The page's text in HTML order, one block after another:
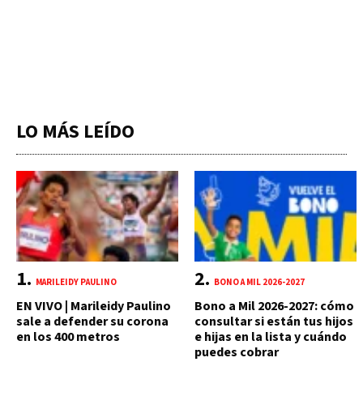
LO MÁS LEÍDO
MARILEIDY PAULINO
EN VIVO | Marileidy Paulino
sale a defender su corona
en los 400 metros
BONO A MIL 2026-2027
Bono a Mil 2026-2027: cómo
consultar si están tus hijos
e hijas en la lista y cuándo
puedes cobrar